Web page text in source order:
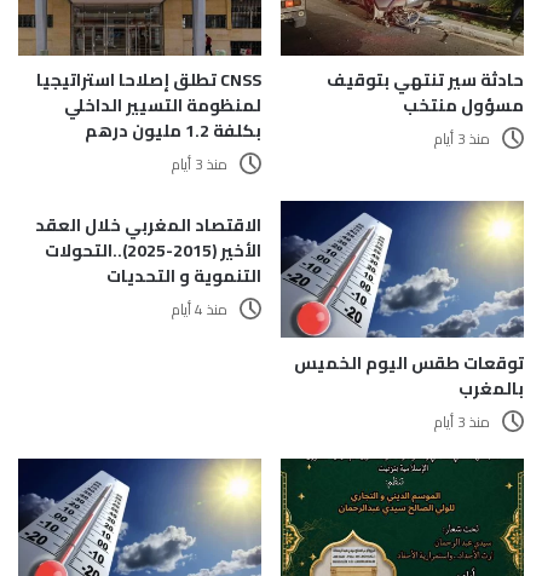
حادثة سير تنتهي بتوقيف
مسؤول منتخب
منذ 3 أيام
CNSS تطلق إصلاحا استراتيجيا
لمنظومة التسيير الداخلي
بكلفة 1.2 مليون درهم
منذ 3 أيام
توقعات طقس اليوم الخميس
بالمغرب
منذ 3 أيام
الاقتصاد المغربي خلال العقد
الأخير (2015-2025)..التحولات
التنموية و التحديات
منذ 4 أيام